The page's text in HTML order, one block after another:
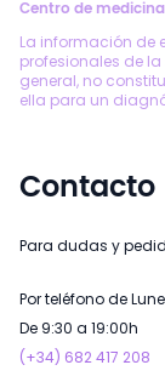
Centro de
La información de
profesionales de
general, no
ella para un
Contacto
Para dudas y
Por teléfono de
De 9:30 a 19:00h
(+34) 682 417 208